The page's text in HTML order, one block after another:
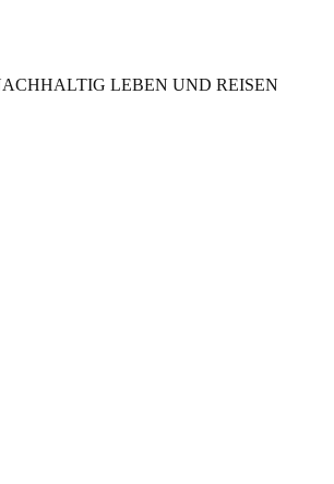
LEBEN UND REISEN